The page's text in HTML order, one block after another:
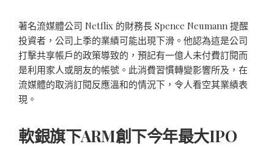
著名流媒體公司 Netflix 的財務長 Spence Neumann 提醒
投資者，公司上季的業績可能出現下滑。他認為這是公司
打擊共享帳戶的政策導致的，預記有一億人未付費訂閱而
是利用家人或朋友的帳號。此消費習慣轉變影響所及，在
流媒體的取消訂閱反應溫和的情況下，令人看空其業績表
現。
軟銀旗下ARM創下今年最大IPO